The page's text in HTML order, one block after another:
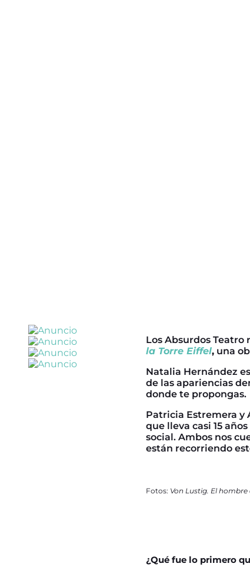
Los Absurdos
la Torre Eiffel, una
Natalia Hernández
de las apariencias
donde te propongas.
Patricia Estremera y
que lleva casi 15
social. Ambos nos
están recorriendo
Fotos: Von Lustig. El
¿Qué fue lo primero